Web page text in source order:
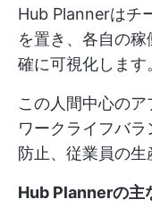
Hub Plannerはチ
を置き、各自の
確に可視化します
この人間中心の
ワークライフバ
防止、従業員の生
Hub Plannerの主